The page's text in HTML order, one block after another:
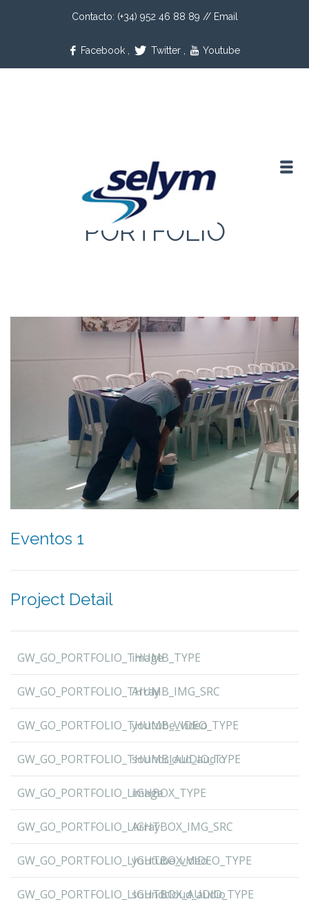
Contacto: (+34) 952 46 88 89 // Email
Facebook Twitter, Youtube
PORTFOLIO
Eventos 1
Project Detail
GW_GO_PORTFOLIO_THUMB_TYPE
image
GW_GO_PORTFOLIO_THUMB_IMG_SRC
Array
GW_GO_PORTFOLIO_THUMB_VIDEO_TYPE
youtube_video
GW_GO_PORTFOLIO_THUMB_AUDIO_TYPE
soundcloud_audio
GW_GO_PORTFOLIO_LIGHBOX_TYPE
image
GW_GO_PORTFOLIO_LIGHTBOX_IMG_SRC
Array
GW_GO_PORTFOLIO_LIGHTBOX_VIDEO_TYPE
youtube_video
GW_GO_PORTFOLIO_LIGHTBOX_AUDIO_TYPE
soundcloud_audio